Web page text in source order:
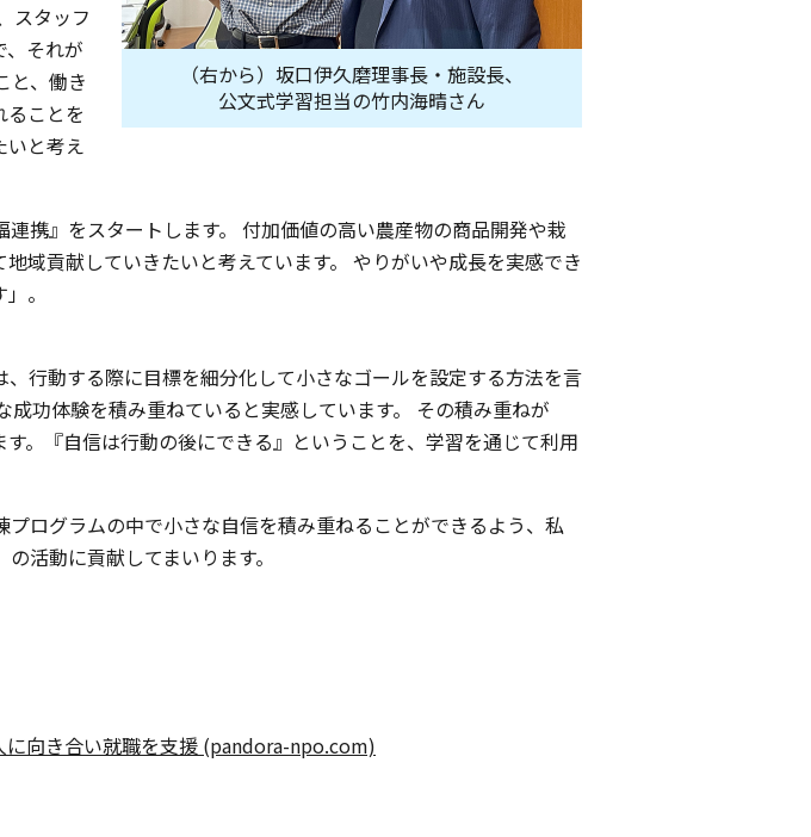
スタッフ
それが
と、働き
ことを
いと考え
（右から）坂口伊久磨理事長・施設長、
公文式学習担当の竹内海晴さん
携』をスタートします。 付加価値の高い農産物の商品開発や栽
域貢献していきたいと考えています。 やりがいや成長を実感でき
。
行動する際に目標を細分化して小さなゴールを設定する方法を言
功体験を積み重ねていると実感しています。 その積み重ねが
。『自信は行動の後にできる』ということを、学習を通じて利用
ログラムの中で小さな自信を積み重ねることができるよう、私
活動に貢献してまいります。
向き合い就職を支援 (pandora-npo.com)